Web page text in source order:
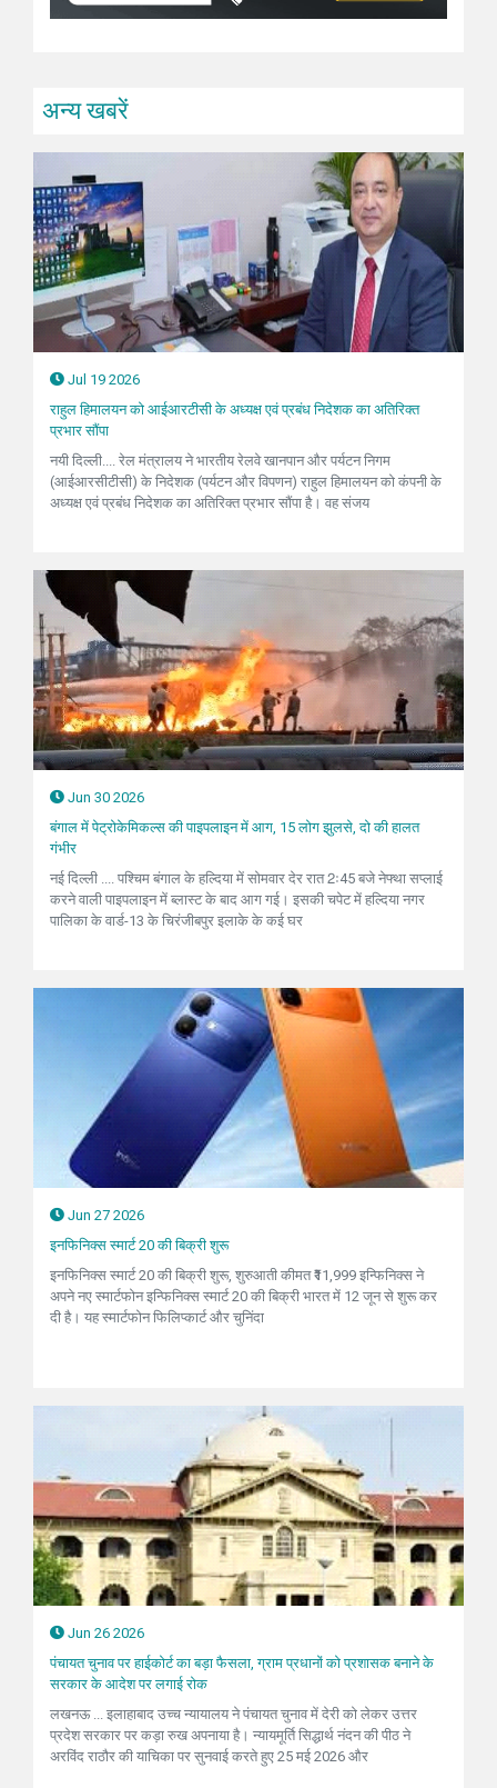
अन्य खबरें
Jul 19 2026
राहुल हिमालयन को आईआरटीसी के अध्यक्ष एवं प्रबंध निदेशक का अतिरिक्त
प्रभार सौंपा
नयी दिल्ली.... रेल मंत्रालय ने भारतीय रेलवे खानपान और पर्यटन निगम
(आईआरसीटीसी) के निदेशक (पर्यटन और विपणन) राहुल हिमालयन को कंपनी के
अध्यक्ष एवं प्रबंध निदेशक का अतिरिक्त प्रभार सौंपा है। वह संजय
Jun 30 2026
बंगाल में पेट्रोकेमिकल्स की पाइपलाइन में आग, 15 लोग झुलसे, दो की हालत
गंभीर
नई दिल्ली .... पश्चिम बंगाल के हल्दिया में सोमवार देर रात 2ः45 बजे नेफ्था सप्लाई
करने वाली पाइपलाइन में ब्लास्ट के बाद आग गई। इसकी चपेट में हल्दिया नगर
पालिका के वार्ड-13 के चिरंजीबपुर इलाके के कई घर
Jun 27 2026
इनफिनिक्स स्मार्ट 20 की बिक्री शुरू
इनफिनिक्स स्मार्ट 20 की बिक्री शुरू, शुरुआती कीमत ₹11,999 इन्फिनिक्स ने
अपने नए स्मार्टफोन इन्फिनिक्स स्मार्ट 20 की बिक्री भारत में 12 जून से शुरू कर
दी है। यह स्मार्टफोन फिलिप्कार्ट और चुनिंदा
Jun 26 2026
पंचायत चुनाव पर हाईकोर्ट का बड़ा फैसला, ग्राम प्रधानों को प्रशासक बनाने के
सरकार के आदेश पर लगाई रोक
लखनऊ ... इलाहाबाद उच्च न्यायालय ने पंचायत चुनाव में देरी को लेकर उत्तर
प्रदेश सरकार पर कड़ा रुख अपनाया है। न्यायमूर्ति सिद्धार्थ नंदन की पीठ ने
अरविंद राठौर की याचिका पर सुनवाई करते हुए 25 मई 2026 और